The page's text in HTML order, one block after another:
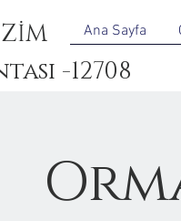
-12708
Ana Sayfa